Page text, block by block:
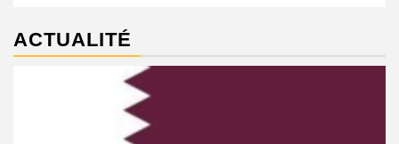
ACTUALITÉ